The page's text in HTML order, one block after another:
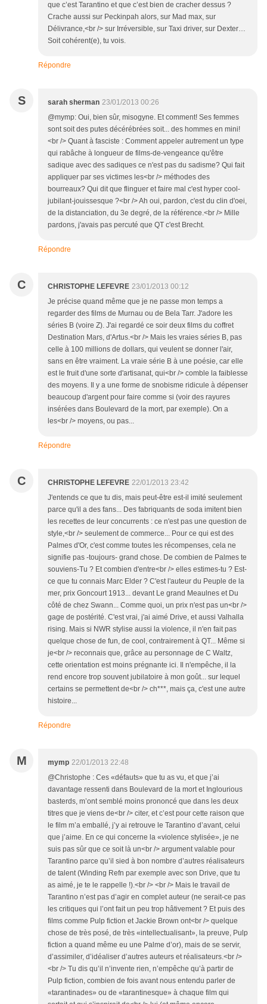
que c’est Tarantino et que c’est bien de cracher dessus ?
Crache aussi sur Peckinpah alors, sur Mad max, sur
Délivrance,<br /> sur Irréversible, sur Taxi driver, sur Dexter…
Soit cohérent(e), tu vois.
Répondre
S sarah sherman 23/01/2013 00:26
@mymp: Oui, bien sûr, misogyne. Et comment! Ses femmes
sont soit des putes décérébrées soit... des hommes en mini!
<br /> Quant à fasciste : Comment appeler autrement un type
qui rabâche à longueur de films-de-vengeance qu'être
sadique avec des sadiques ce n'est pas du sadisme? Qui fait
appliquer par ses victimes les<br /> méthodes des
bourreaux? Qui dit que flinguer et faire mal c'est hyper cool-
jubilant-jouissesque ?<br /> Ah oui, pardon, c'est du clin d'oei,
de la distanciation, du 3e degré, de la référence.<br /> Mille
pardons, j'avais pas percuté que QT c'est Brecht.
Répondre
C CHRISTOPHE LEFEVRE 23/01/2013 00:12
Je précise quand même que je ne passe mon temps a
regarder des films de Murnau ou de Bela Tarr. J'adore les
séries B (voire Z). J'ai regardé ce soir deux films du coffret
Destination Mars, d'Artus.<br /> Mais les vraies séries B, pas
celle à 100 millions de dollars, qui veulent se donner l'air,
sans en être vraiment. La vraie série B à une poésie, car elle
est le fruit d'une sorte d'artisanat, qui<br /> comble la faiblesse
des moyens. Il y a une forme de snobisme ridicule à dépenser
beaucoup d'argent pour faire comme si (voir des rayures
insérées dans Boulevard de la mort, par exemple). On a
les<br /> moyens, ou pas...
Répondre
C CHRISTOPHE LEFEVRE 22/01/2013 23:42
J'entends ce que tu dis, mais peut-être est-il imité seulement
parce qu'il a des fans... Des fabriquants de soda imitent bien
les recettes de leur concurrents : ce n'est pas une question de
style,<br /> seulement de commerce... Pour ce qui est des
Palmes d'Or, c'est comme toutes les récompenses, cela ne
signifie pas -toujours- grand chose. De combien de Palmes te
souviens-Tu ? Et combien d'entre<br /> elles estimes-tu ? Est-
ce que tu connais Marc Elder ? C'est l'auteur du Peuple de la
mer, prix Goncourt 1913... devant Le grand Meaulnes et Du
côté de chez Swann... Comme quoi, un prix n'est pas un<br />
gage de postérité. C'est vrai, j'ai aimé Drive, et aussi Valhalla
rising. Mais si NWR stylise aussi la violence, il n'en fait pas
quelque chose de fun, de cool, contrairement à QT... Même si
je<br /> reconnais que, grâce au personnage de C Waltz,
cette orientation est moins prégnante ici. Il n'empêche, il la
rend encore trop souvent jubilatoire à mon goût... sur lequel
certains se permettent de<br /> ch***, mais ça, c'est une autre
histoire...
Répondre
M mymp 22/01/2013 22:48
@Christophe : Ces «défauts» que tu as vu, et que j’ai
davantage ressenti dans Boulevard de la mort et Inglourious
basterds, m’ont semblé moins prononcé que dans les deux
titres que je viens de<br /> citer, et c’est pour cette raison que
le film m’a emballé, j’y ai retrouve le Tarantino d’avant, celui
que j’aime. En ce qui concerne la «violence stylisée», je ne
suis pas sûr que ce soit là un<br /> argument valable pour
Tarantino parce qu’il sied à bon nombre d’autres réalisateurs
de talent (Winding Refn par exemple avec son Drive, que tu
as aimé, je te le rappelle !).<br /> <br /> Mais le travail de
Tarantino n’est pas d’agir en complet auteur (ne serait-ce pas
les critiques qui l’ont fait un peu trop hâtivement ? Et puis des
films comme Pulp fiction et Jackie Brown ont<br /> quelque
chose de très posé, de très «intellectualisant», la preuve, Pulp
fiction a quand même eu une Palme d’or), mais de se servir,
d’assimiler, d’idéaliser d’autres auteurs et réalisateurs.<br />
<br /> Tu dis qu’il n’invente rien, n’empêche qu’à partir de
Pulp fiction, combien de fois avant nous entendu parler de
«tarantinades» ou de «tarantinesque» à chaque film qui